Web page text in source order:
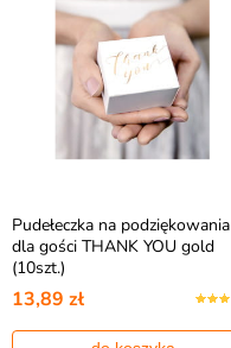
Pudełeczka na podziękowania
dla gości THANK YOU gold
(10szt.)
13,89 zł